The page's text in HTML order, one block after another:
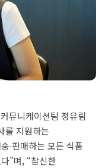
뮤니케이션팀 정유림
를 지원하는
∙판매하는 모든 식품
”며, “참신한